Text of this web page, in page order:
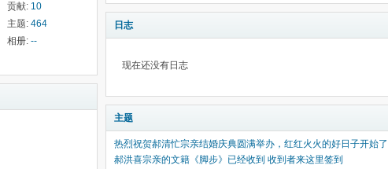
贡献: 10
主题: 464
相册: --
日志
现在还没有日志
主题
热烈祝贺郝清忙宗亲结婚庆典圆满举办，红红火火的好日子开始了
郝洪喜宗亲的文籍《脚步》已经收到 收到者来这里签到